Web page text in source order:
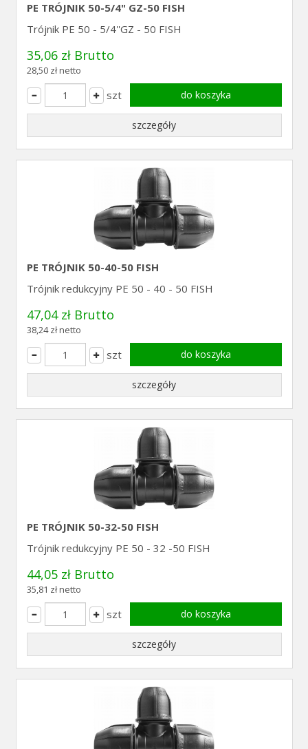
PE TRÓJNIK 50-5/4" GZ-50 FISH
Trójnik PE 50 - 5/4''GZ - 50 FISH
35,06 zł Brutto
28,50 zł netto
szt do koszyka
szczegóły
PE TRÓJNIK 50-40-50 FISH
Trójnik redukcyjny PE 50 - 40 - 50 FISH
47,04 zł Brutto
38,24 zł netto
szt do koszyka
szczegóły
PE TRÓJNIK 50-32-50 FISH
Trójnik redukcyjny PE 50 - 32 -50 FISH
44,05 zł Brutto
35,81 zł netto
szt do koszyka
szczegóły